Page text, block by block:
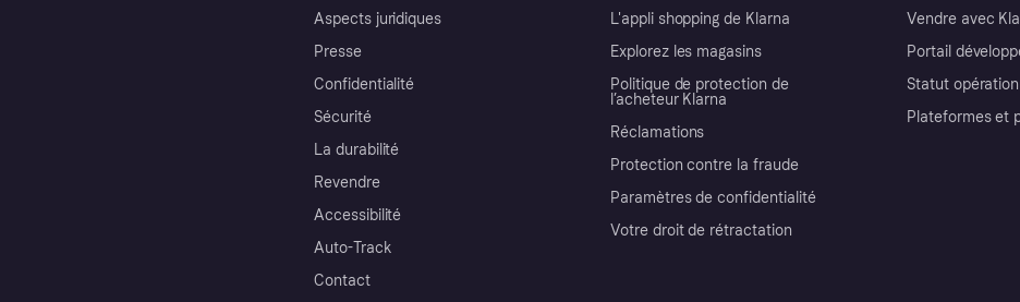
Aspects juridiques
Presse
Confidentialité
Sécurité
La durabilité
Revendre
Accessibilité
Auto-Track
Contact
L'appli shopping de Klarna
Explorez les magasins
Politique de protection de
l’acheteur Klarna
Réclamations
Protection contre la fraude
Paramètres de confidentialité
Votre droit de rétractation
Vendre avec
Portail
Statut
Plateformes et